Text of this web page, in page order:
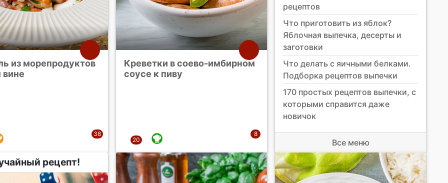
из морепродуктов
вине
Креветки в соево-имбирном
соусе к пиву
рецептов
Что приготовить из яблок?
Яблочная выпечка, десерты и
заготовки
Что делать с яичными белками.
Подборка рецептов выпечки
170 простых рецептов выпечки, с
которыми справится даже
новичок
Все меню
рецепт!